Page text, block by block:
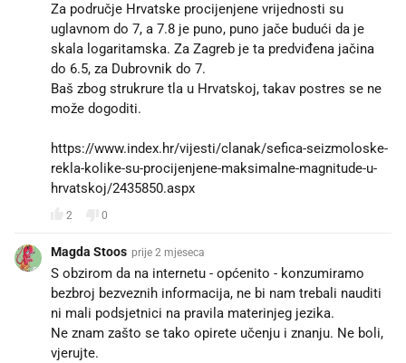
Za područje Hrvatske procijenjene vrijednosti su
uglavnom do 7, a 7.8 je puno, puno jače budući da je
skala logaritamska. Za Zagreb je ta predviđena jačina
do 6.5, za Dubrovnik do 7.
Baš zbog strukrure tla u Hrvatskoj, takav postres se ne
može dogoditi.
https://www.index.hr/vijesti/clanak/sefica-seizmoloske-
rekla-kolike-su-procijenjene-maksimalne-magnitude-u-
hrvatskoj/2435850.aspx
2 0
Magda Stoos prije 2 mjeseca
S obzirom da na internetu - općenito - konzumiramo
bezbroj bezveznih informacija, ne bi nam trebali nauditi
ni mali podsjetnici na pravila materinjeg jezika.
Ne znam zašto se tako opirete učenju i znanju. Ne boli,
vjerujte.